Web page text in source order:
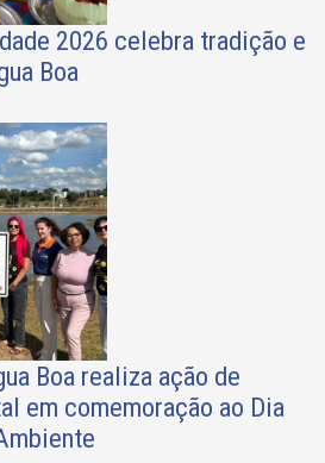
2026 celebra tradição e
Boa
Boa realiza ação de
em comemoração ao Dia